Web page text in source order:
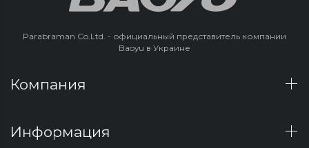
Parabraman Co.Ltd. - официальный представитель компании
Baoyu в Украине
Компания
Информация